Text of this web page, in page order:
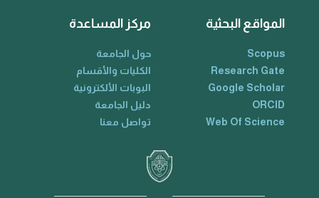
المواقع البحثية
Scopus
Research Gate
Google Scholar
ORCID
Web Of Science
مركز المساعدة
حول الجامعة
الكليات والأقسام
البوبات الألكترونية
دليل الجامعة
تواصل معنا